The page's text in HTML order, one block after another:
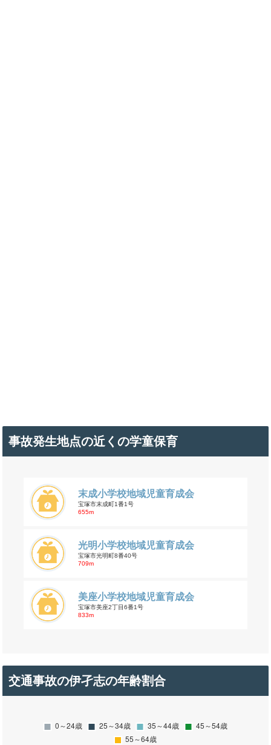
事故発生地点の近くの学童保育
末成小学校地域児童育成会
宝塚市末成町1番1号
655m
光明小学校地域児童育成会
宝塚市光明町8番40号
709m
美座小学校地域児童育成会
宝塚市美座2丁目6番1号
833m
交通事故の伊孑志の年齢割合